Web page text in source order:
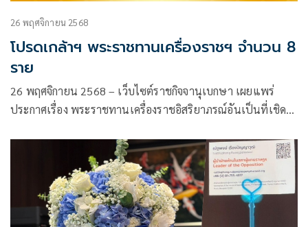
26 พฤศจิกายน 2568
โปรดเกล้าฯ พระราชทานเครื่องราชฯ จำนวน 8
ราย
26 พฤศจิกายน 2568 – เว็บไซต์ราชกิจจานุเบกษา เผยแพร่
ประกาศเรื่อง พระราชทานเครื่องราชอิสริยาภรณ์อันเป็นที่เชิดชู